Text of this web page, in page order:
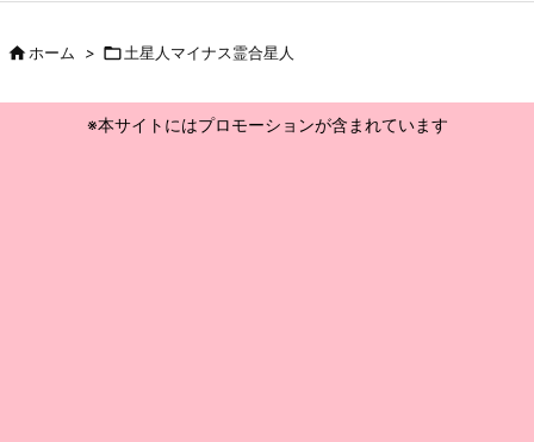

ホーム > 土星人マイナス霊合星人
※本サイトにはプロモーションが含まれています